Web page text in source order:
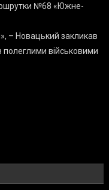
№68 «Южне-
– Новацький закликав
військовими